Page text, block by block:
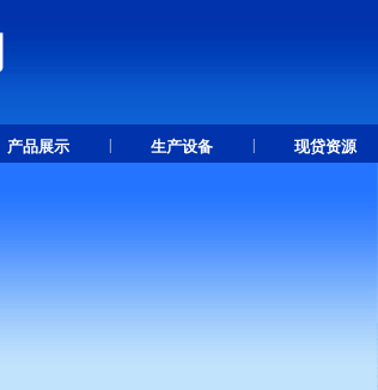
产品展示 生产设备 现贷资源